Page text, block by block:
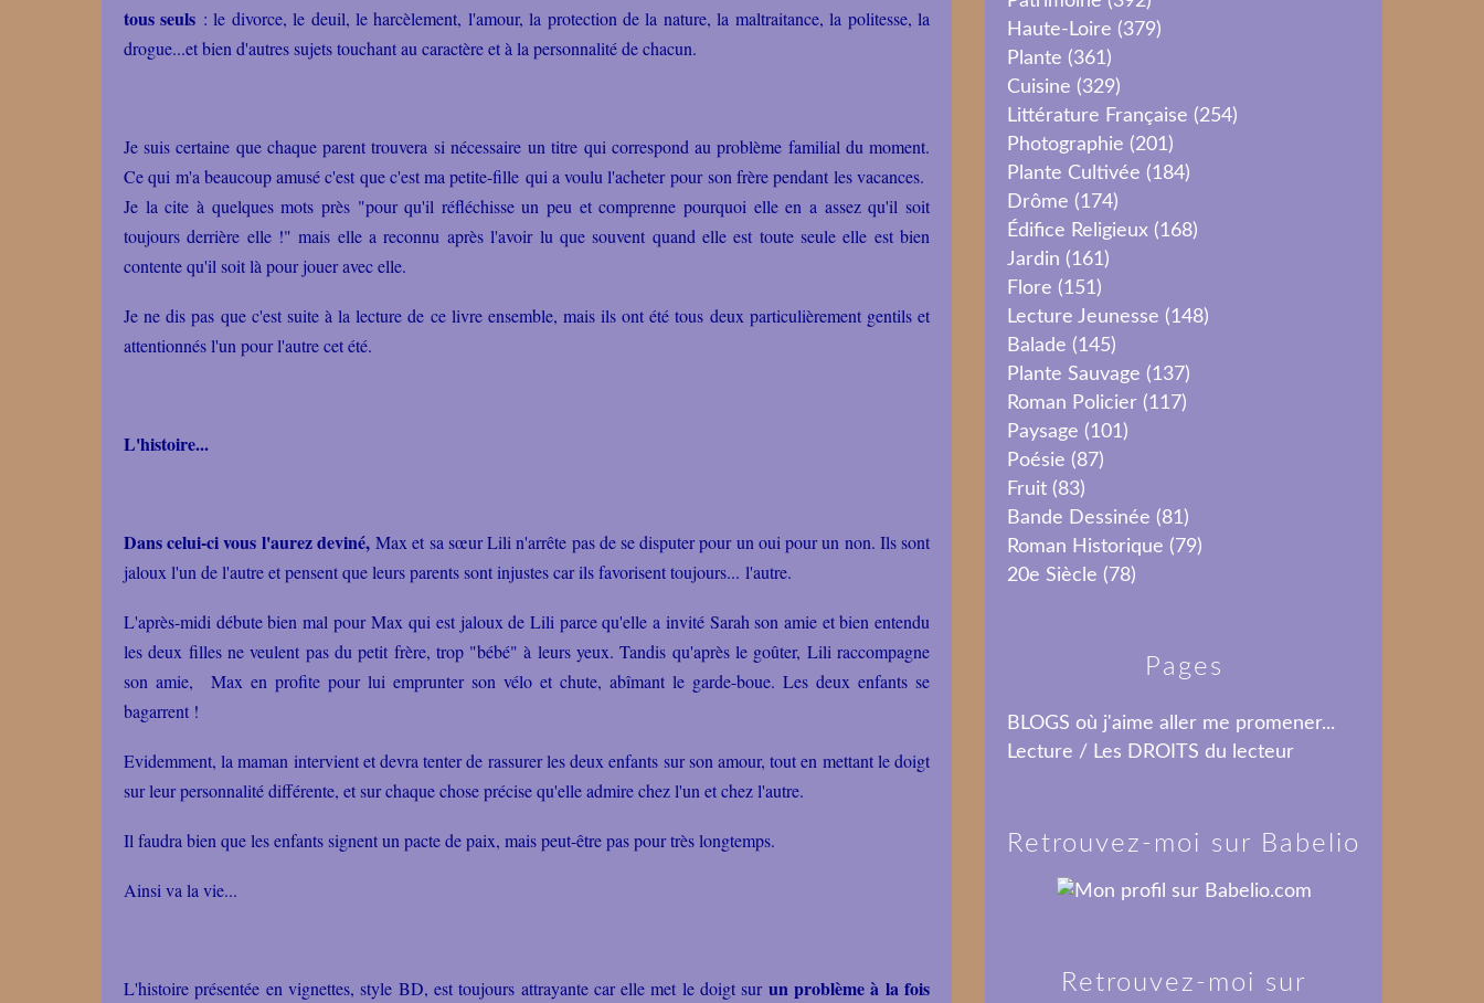
tous seuls : le divorce, le deuil, le harcèlement, l'amour, la protection de la nature, la maltraitance, la politesse, la
drogue...et bien d'autres sujets touchant au caractère et à la personnalité de chacun.
Je suis certaine que chaque parent trouvera si nécessaire un titre qui correspond au problème familial du moment.
Ce qui m'a beaucoup amusé c'est que c'est ma petite-fille qui a voulu l'acheter pour son frère pendant les vacances.
Je la cite à quelques mots près "pour qu'il réfléchisse un peu et comprenne pourquoi elle en a assez qu'il soit
toujours derrière elle !" mais elle a reconnu après l'avoir lu que souvent quand elle est toute seule elle est bien
contente qu'il soit là pour jouer avec elle.
Je ne dis pas que c'est suite à la lecture de ce livre ensemble, mais ils ont été tous deux particulièrement gentils et
attentionnés l'un pour l'autre cet été.
L'histoire...
Dans celui-ci vous l'aurez deviné,Max et sa sœur Lili n'arrête pas de se disputer pour un oui pour un non. Ils sont
jaloux l'un de l'autre et pensent que leurs parents sont injustes car ils favorisent toujours... l'autre.
L'après-midi débute bien mal pour Max qui est jaloux de Lili parce qu'elle a invité Sarah son amie et bien entendu
les deux filles ne veulent pas du petit frère, trop "bébé" à leurs yeux. Tandis qu'après le goûter, Lili raccompagne
son amie, Max en profite pour lui emprunter son vélo et chute, abîmant le garde-boue. Les deux enfants se
bagarrent !
Evidemment, la maman intervient et devra tenter de rassurer les deux enfants sur son amour, tout en mettant le doigt
sur leur personnalité différente, et sur chaque chose précise qu'elle admire chez l'un et chez l'autre.
Il faudra bien que les enfants signent un pacte de paix, mais peut-être pas pour très longtemps.
Ainsi va la vie...
L'histoire présentée en vignettes, style BD, est toujours attrayante car elle met le doigt sur un problème à la fois
Haute-Loire (379)
Plante (361)
Cuisine (329)
Littérature Française (254)
Photographie (201)
Plante Cultivée (184)
Drôme (174)
Édifice Religieux (168)
Jardin (161)
Flore (151)
Lecture Jeunesse (148)
Balade (145)
Plante Sauvage (137)
Roman Policier (117)
Paysage (101)
Poésie (87)
Fruit (83)
Bande Dessinée (81)
Roman Historique (79)
20e Siècle (78)
Pages
BLOGS où j'aime aller me promener...
Lecture / Les DROITS du lecteur
Retrouvez-moi sur Babelio
Retrouvez-moi sur